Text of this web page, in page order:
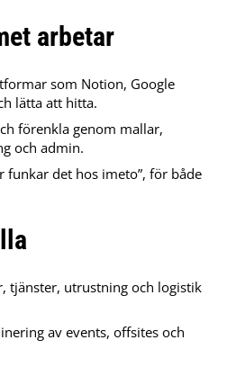
arbetar
som Notion, Google
lätta att hitta.
förenkla genom mallar,
och admin.
funkar det hos imeto”, för både
tjänster, utrustning och logistik
av events, offsites och